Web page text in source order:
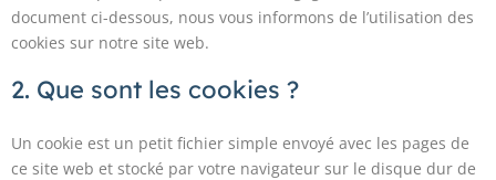
document ci-dessous, nous vous informons de l’utilisation des
cookies sur notre site web.
2. Que sont les cookies ?
Un cookie est un petit fichier simple envoyé avec les pages de
ce site web et stocké par votre navigateur sur le disque dur de